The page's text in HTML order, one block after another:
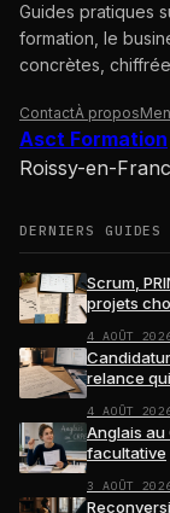
Guides pratiques
formation, le
concrètes,
ContactÀ propos
Asct Formation
Roissy-en-
DERNIERS GUIDES
Scrum,
projets
4 AOÛT
relance
4 AOÛT
Anglais au
facultative
3 AOÛT